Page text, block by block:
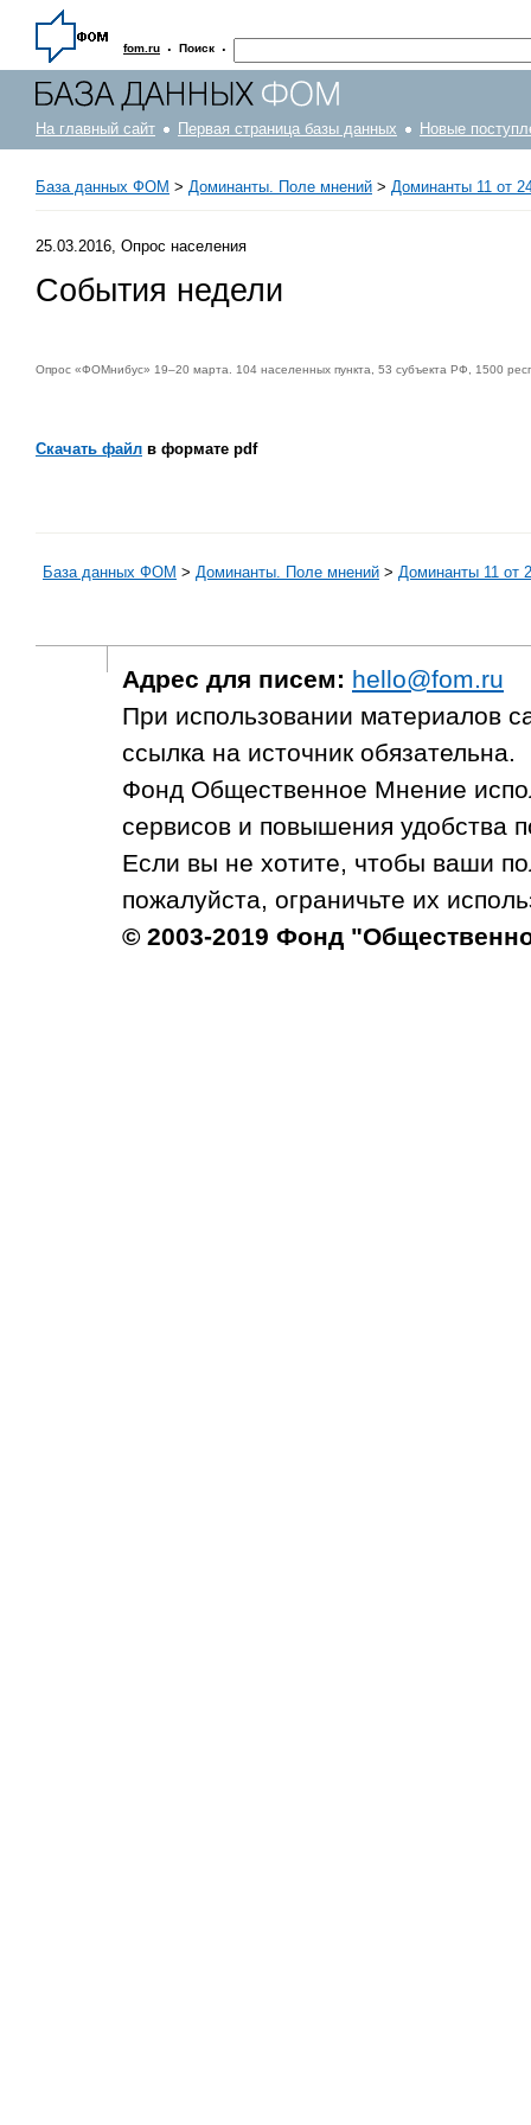
fom.ru · Поиск ·
На главный сайт Первая страница базы данных Новые
База данных ФОМ > Доминанты. Поле мнений > Доминанты 11 от
25.03.2016, Опрос населения
События недели
Опрос «ФОМнибус» 19–20 марта. 104 населенных пункта, 53 субъекта РФ, 1500
Скачать файл в формате pdf
База данных ФОМ > Доминанты. Поле мнений > Доминанты 11 от
Адрес для писем: hello@fom.ru
При использовании материалов
ссылка на источник обязательна.
Фонд Общественное Мнение
сервисов и повышения удобства
Если вы не хотите, чтобы ваши
пожалуйста, ограничьте их
© 2003-2019 Фонд